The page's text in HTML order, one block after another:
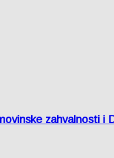
zahvalnosti i